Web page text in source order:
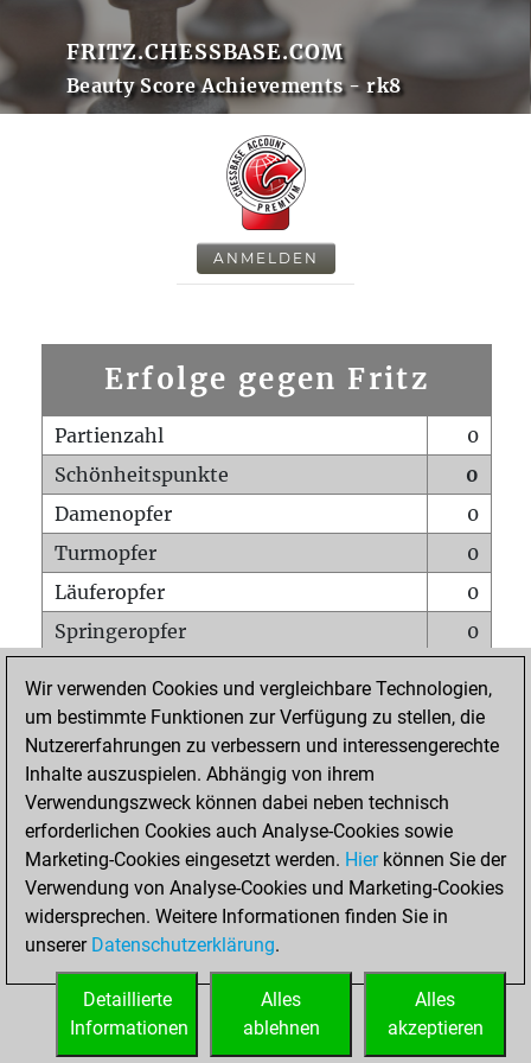
FRITZ.CHESSBASE.COM
Beauty Score Achievements - rk8
ANMELDEN
Erfolge gegen Fritz
Partienzahl
0
Schönheitspunkte
0
Damenopfer
0
Turmopfer
0
Läuferopfer
0
Springeropfer
0
Matt auf vollem Brett
0
Bauer setzt Matt
0
Erstickte Matts
Unterverwandlungen
Türme auf der siebten
0
STARTSEITE
Wir verwenden Cookies und vergleichbare Technologien,
um bestimmte Funktionen zur Verfügung zu stellen, die
Nutzererfahrungen zu verbessern und interessengerechte
Inhalte auszuspielen. Abhängig von ihrem
Verwendungszweck können dabei neben technisch
erforderlichen Cookies auch Analyse-Cookies sowie
Marketing-Cookies eingesetzt werden. Hierkönnen Sie der
Verwendung von Analyse-Cookies und Marketing-Cookies
widersprechen. Weitere Informationen finden Sie in
unserer Datenschutzerklärung.
Alles
akzeptieren
Alles
ablehnen
Detaillierte
Informationen